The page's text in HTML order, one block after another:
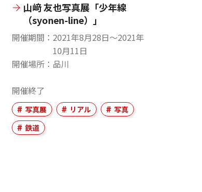
山﨑 友也写真展「少年線
（syonen-line）」
開催期間
2021年8月28日〜2021年
10月11日
開催場所
品川
開催終了
写真展 リアル
写真
鉄道